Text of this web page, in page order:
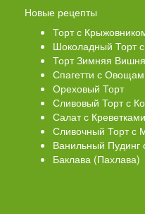
Новые рецепты
Торт с
Шоколадный Торт
Торт Зимняя Вишня
Спагетти с
Ореховый Торт
Сливовый Торт с
Салат с
Сливочный Торт с
Ванильный Пудинг
Баклава (Пахлава)